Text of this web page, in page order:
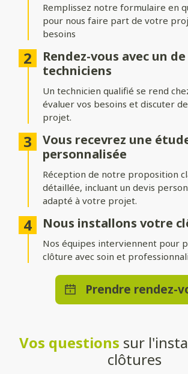
: économique, durable et facile à
Bois: naturel et chaleureux, idéal pour un
authentique.
: robuste et contemporain, avec une
: simple, efficace et modulable selon
Différentes options
Selon vos envies et vos besoins, nos clôtures
Pleinement occultantes: pour garantir
maximale.
Ajourées
: pour laisser passer la lumière
votre espace.
Brise-vue ou brise-vent: pour allier
Une pose adaptée à
Que vous souhaitiez une clôture posée
Un large choix de teintes
Remplissez notre formulaire en
pour nous faire part de votre
besoins
Rendez-vous avec un
techniciens
Un technicien qualifié se rend
évaluer vos besoins et discuter
projet.
Vous recevrez une
personnalisée
Réception de notre proposition
détaillée, incluant un devis
adapté à votre projet.
Nous installons votre
Nos équipes interviennent pour
clôture avec soin et
Prendre rendez-
Vos questions sur
clôtures